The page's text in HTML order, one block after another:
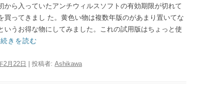
ら入っていたアンチウィルスソフトの有効期限が切れて
買ってきまし た。黄色い物は複数年版のがあまり置いてな
いうお得な物にしてみました。これの試用版はちょっと使
続きを読む
2月22日 投稿者: Ashikawa